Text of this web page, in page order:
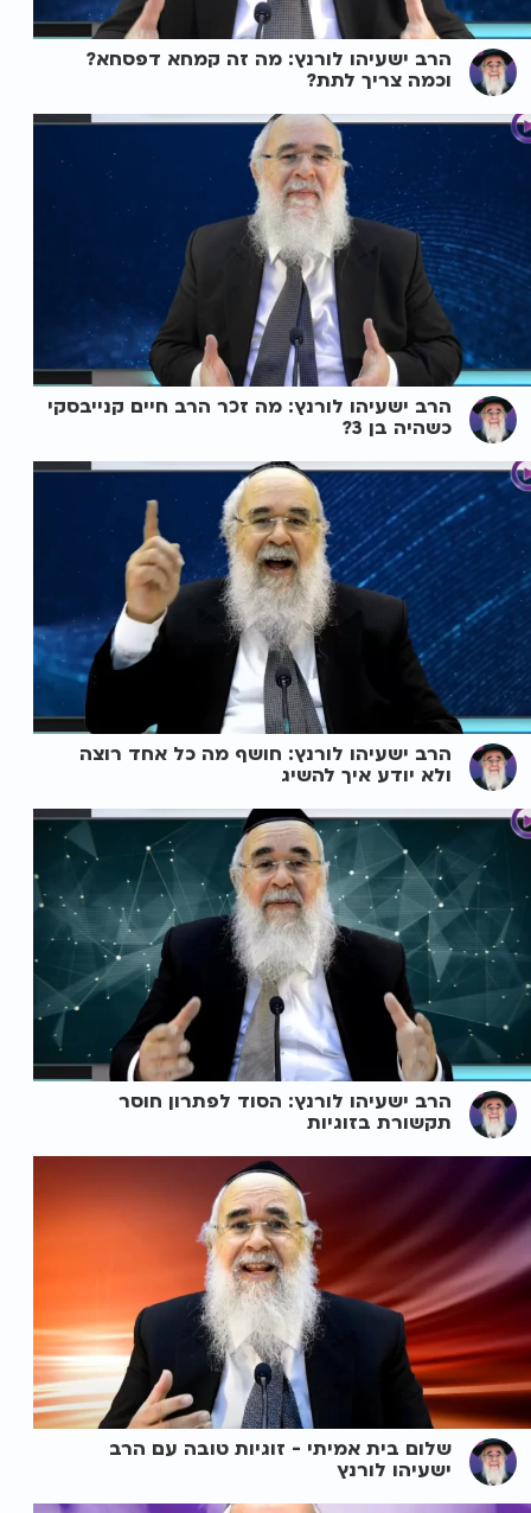
הרב ישעיהו לורנץ: מה זה קמחא דפסחא?
וכמה צריך לתת?
הרב ישעיהו לורנץ: מה זכר הרב חיים קנייבסקי
כשהיה בן 3?
הרב ישעיהו לורנץ: חושף מה כל אחד רוצה
ולא יודע איך להשיג
הרב ישעיהו לורנץ: הסוד לפתרון חוסר
תקשורת בזוגיות
שלום בית אמיתי - זוגיות טובה עם הרב
ישעיהו לורנץ